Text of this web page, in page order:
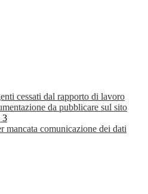
cessati dal rapporto di lavoro
da pubblicare sul sito
3
mancata comunicazione dei dati